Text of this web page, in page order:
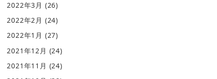
2022年3月 (26)
2022年2月 (24)
2022年1月 (27)
2021年12月 (24)
2021年11月 (24)